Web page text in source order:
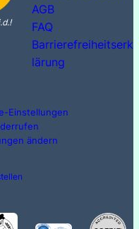
AGB
FAQ
Barrierefreiheitserk
lärung
Einstellungen
ändern